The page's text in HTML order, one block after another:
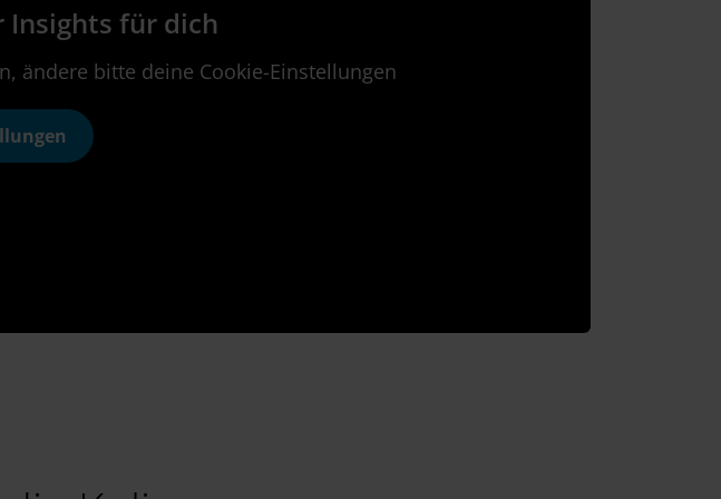
Insights für dich
ändere bitte deine Cookie-Einstellungen